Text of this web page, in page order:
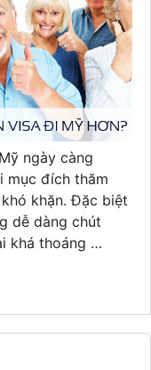
ngày càng
mục đích thăm
khặn. Đặc biệt
dễ dàng chút
khá thoáng …